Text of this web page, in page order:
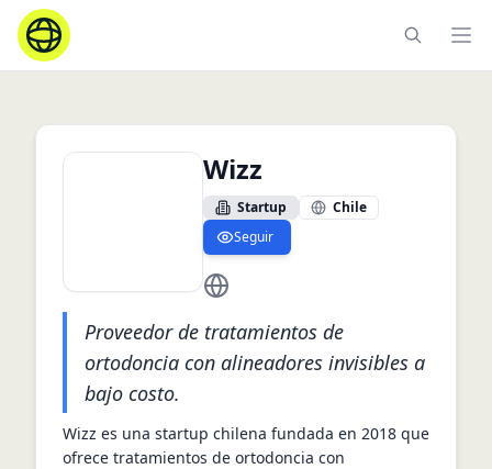
Wizz
Startup
Chile
Seguir
https://www.wizz.mx/
Proveedor de tratamientos de
ortodoncia con alineadores invisibles a
bajo costo.
Wizz es una startup chilena fundada en 2018 que
ofrece tratamientos de ortodoncia con